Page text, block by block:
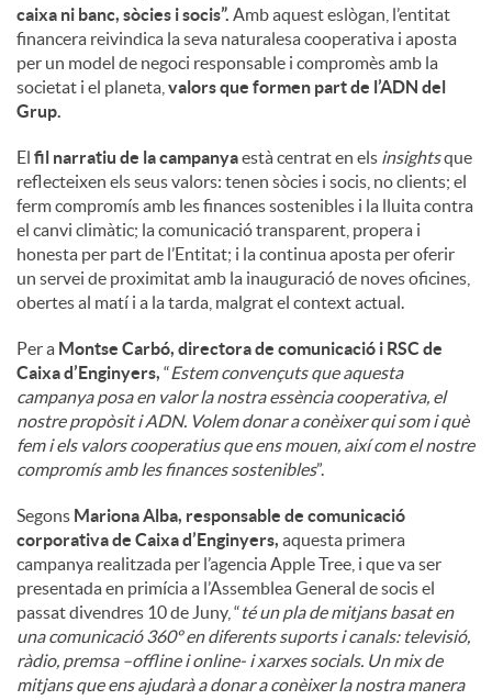
s
caixa ni banc, sòcies i socis”. Amb aquest eslògan, l’entitat
financera reivindica la seva naturalesa cooperativa i aposta
per un model de negoci responsable i compromès amb la
societat i el planeta, valors que formen part de l’ADN del
Grup.
El fil narratiu de la campanyaestà centrat en els insightsque
reflecteixen els seus valors: tenen sòcies i socis, no clients; el
ferm compromís amb les finances sostenibles i la lluita contra
el canvi climàtic; la comunicació transparent, propera i
honesta per part de l’Entitat; i la continua aposta per oferir
un servei de proximitat amb la inauguració de noves oficines,
obertes al matí i a la tarda, malgrat el context actual.
Per a Montse Carbó, directora de comunicació i RSC de
Caixa d’Enginyers, “Estem convençuts que aquesta
campanya posa en valor la nostra essència cooperativa, el
nostre propòsit i ADN. Volem donar a conèixer qui som i què
fem i els valors cooperatius que ens mouen, així com el nostre
compromís amb les finances sostenibles”.
Segons Mariona Alba, responsable de comunicació
corporativa de Caixa d’Enginyers, aquesta primera
campanya realitzada per l’agencia Apple Tree, i que va ser
presentada en primícia a l’Assemblea General de socis el
passat divendres 10 de Juny, “té un pla de mitjans basat en
una comunicació 360º en diferents suports i canals: televisió,
ràdio, premsa –offline i online- i xarxes socials. Un mix de
mitjans que ens ajudarà a donar a conèixer la nostra manera